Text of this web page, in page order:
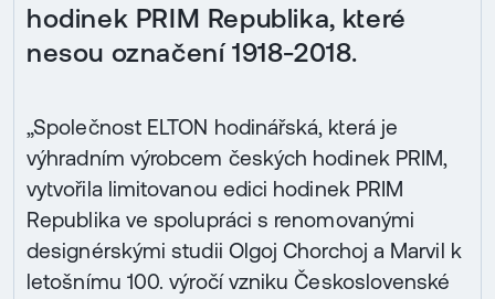
hodinek PRIM Republika, které
nesou označení 1918-2018.
„Společnost ELTON hodinářská, která je
výhradním výrobcem českých hodinek PRIM,
vytvořila limitovanou edici hodinek PRIM
Republika ve spolupráci s renomovanými
designérskými studii Olgoj Chorchoj a Marvil k
letošnímu 100. výročí vzniku Československé